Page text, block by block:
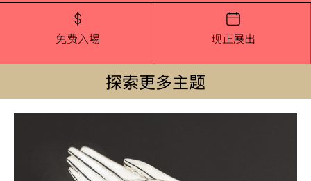
免费入埸 现正展出
探索更多主题